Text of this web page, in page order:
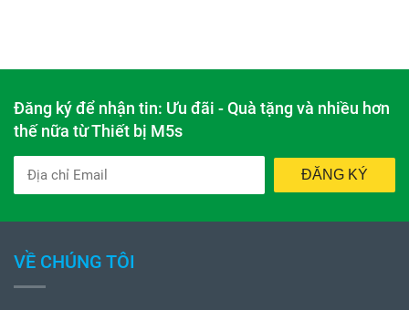
Đăng ký để nhận tin: Ưu đãi - Quà tặng và nhiều hơn
thế nữa từ Thiết bị M5s
ĐĂNG KÝ
VỀ CHÚNG TÔI